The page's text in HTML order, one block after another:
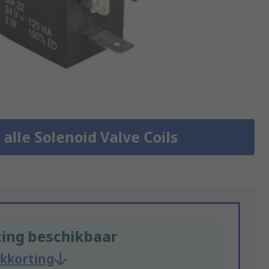
Solenoid Valve Coils
beschikbaar